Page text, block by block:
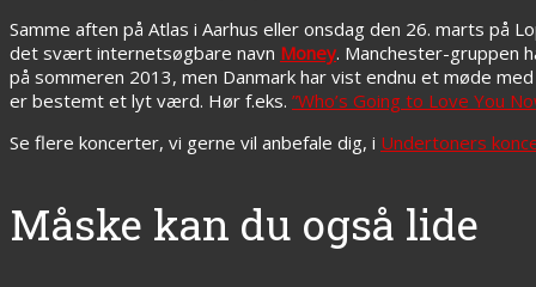
Samme aften på Atlas i Aarhus eller onsdag den 26. marts på
det svært internetsøgbare navn Money. Manchester-gruppen
på sommeren 2013, men Danmark har vist endnu et møde
er bestemt et lyt værd. Hør f.eks. ”Who’s Going to Love You
Se flere koncerter, vi gerne vil anbefale dig, i Undertoners
Måske kan du også lide